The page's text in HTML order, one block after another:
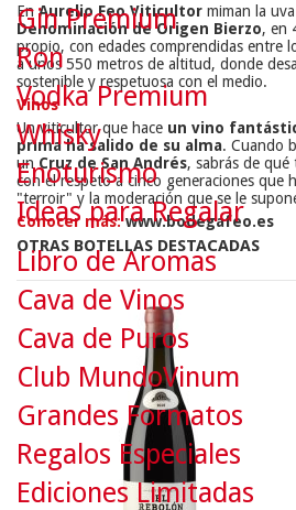
En Aurelio Feo Viticultor miman la uva
Denominación de Origen Bierzo, en
propio, con edades comprendidas entre
a unos 550 metros de altitud, donde
sostenible y respetuosa con el medio.
Vinos
Un viticultor que hace un vino
prima ha salido de su alma. Cuando
un Cruz de San Andrés, sabrás de
con el respeto a cinco generaciones que
"terroir" y la moderación que se le
Conocer más:www.bodegafeo.es
OTRAS BOTELLAS DESTACADAS
Gin Premium
Ron
Vodka Premium
Whisky
Enoturismo
Ideas para Regalar
Libro de Aromas
Cava de Vinos
Cava de Puros
Club MundoVinum
Grandes Formatos
Regalos Especiales
Ediciones Limitadas